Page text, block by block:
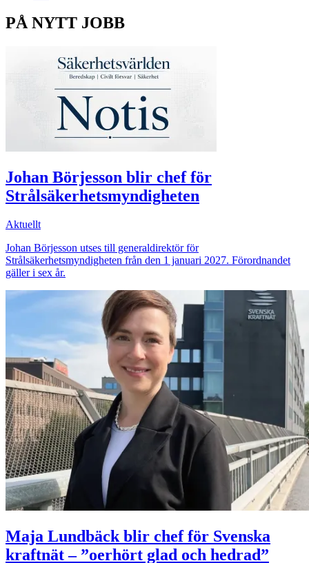
PÅ NYTT JOBB
Johan Börjesson blir chef för
Strålsäkerhetsmyndigheten
Aktuellt
Johan Börjesson utses till generaldirektör för
Strålsäkerhetsmyndigheten från den 1 januari 2027. Förordnandet
gäller i sex år.
Maja Lundbäck blir chef för Svenska
kraftnät – ”oerhört glad och hedrad”